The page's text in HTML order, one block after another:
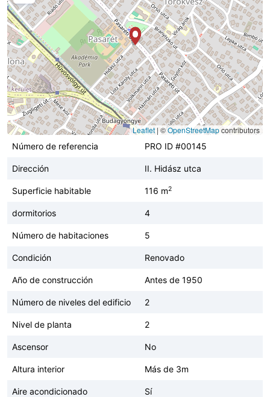
Leaflet | ©OpenStreetMapcontributors
Número de referencia
PRO ID #00145
Dirección II. Hidász utca
Superficie habitable 116 m2
dormitorios 4
Número de habitaciones 5
Condición Renovado
Año de construcción Antes de 1950
Número de niveles del edificio 2
Nivel de planta 2
Ascensor No
Altura interior Más de 3m
Aire acondicionado Sí